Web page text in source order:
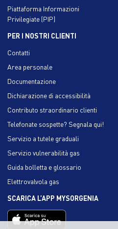
Piattaforma Informazioni
Privilegiate (PIP)
PER I NOSTRI CLIENTI
Contatti
Area personale
Documentazione
Dichiarazione di accessibilità
Contributo straordinario clienti
Telefonate sospette? Segnala qui!
Servizio a tutele graduali
Servizio vulnerabilità gas
Guida bolletta e glossario
Elettrovalvola gas
SCARICA L’APP MYSORGENIA